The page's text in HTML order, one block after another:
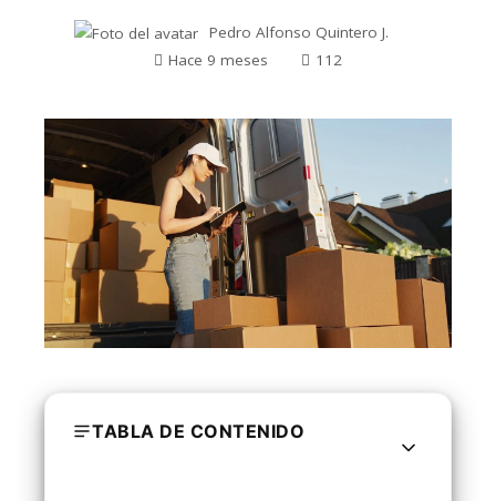
Pedro Alfonso Quintero J.
Hace 9 meses
112
TABLA DE CONTENIDO